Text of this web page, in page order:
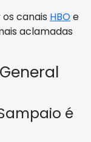
canais HBOe
aclamadas
é